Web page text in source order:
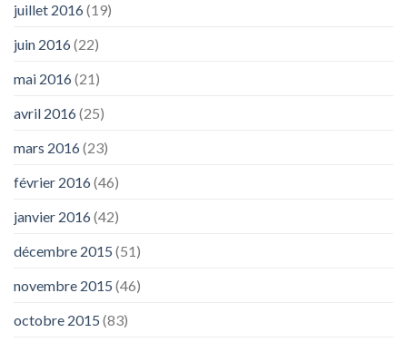
juillet 2016(19)
juin 2016(22)
mai 2016(21)
avril 2016(25)
mars 2016(23)
février 2016(46)
janvier 2016(42)
décembre 2015 (51)
novembre 2015 (46)
octobre 2015 (83)